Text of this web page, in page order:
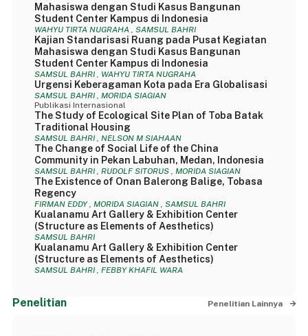
Mahasiswa dengan Studi Kasus Bangunan
Student Center Kampus di Indonesia
WAHYU TIRTA NUGRAHA , SAMSUL BAHRI
Kajian Standarisasi Ruang pada Pusat Kegiatan
Mahasiswa dengan Studi Kasus Bangunan
Student Center Kampus di Indonesia
SAMSUL BAHRI , WAHYU TIRTA NUGRAHA
Urgensi Keberagaman Kota pada Era Globalisasi
SAMSUL BAHRI , MORIDA SIAGIAN
Publikasi Internasional
The Study of Ecological Site Plan of Toba Batak
Traditional Housing
SAMSUL BAHRI , NELSON M SIAHAAN
The Change of Social Life of the China
Community in Pekan Labuhan, Medan, Indonesia
SAMSUL BAHRI , RUDOLF SITORUS , MORIDA SIAGIAN
The Existence of Onan Balerong Balige, Tobasa
Regency
FIRMAN EDDY , MORIDA SIAGIAN , SAMSUL BAHRI
Kualanamu Art Gallery & Exhibition Center
(Structure as Elements of Aesthetics)
SAMSUL BAHRI
Kualanamu Art Gallery & Exhibition Center
(Structure as Elements of Aesthetics)
SAMSUL BAHRI , FEBBY KHAFIL WARA
Penelitian Penelitian Lainnya